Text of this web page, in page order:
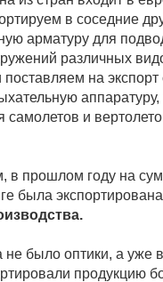
в соседние
арматуру для
различных
на
самолетов и
в прошлом году на
была экспортирована
не было оптики, а уже
продукцию